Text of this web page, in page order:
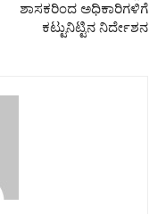
ಶಾಸಕರಿಂದ ಅಧಿಕಾರಿಗಳಿಗೆ
ಕಟ್ಟುನಿಟ್ಟಿನ ನಿರ್ದೇಶನ